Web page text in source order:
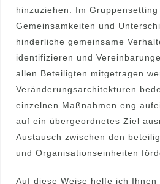
hinzuziehen. Im
Gemeinsamkeiten und
hinderliche gemeinsame
identifizieren und
allen Beteiligten mitgetragen
Veränderungsarchitekturen
einzelnen Maßnahmen eng
auf ein übergeordnetes Ziel
Austausch zwischen den
und Organisationseinheiten
Auf diese Weise helfe ich